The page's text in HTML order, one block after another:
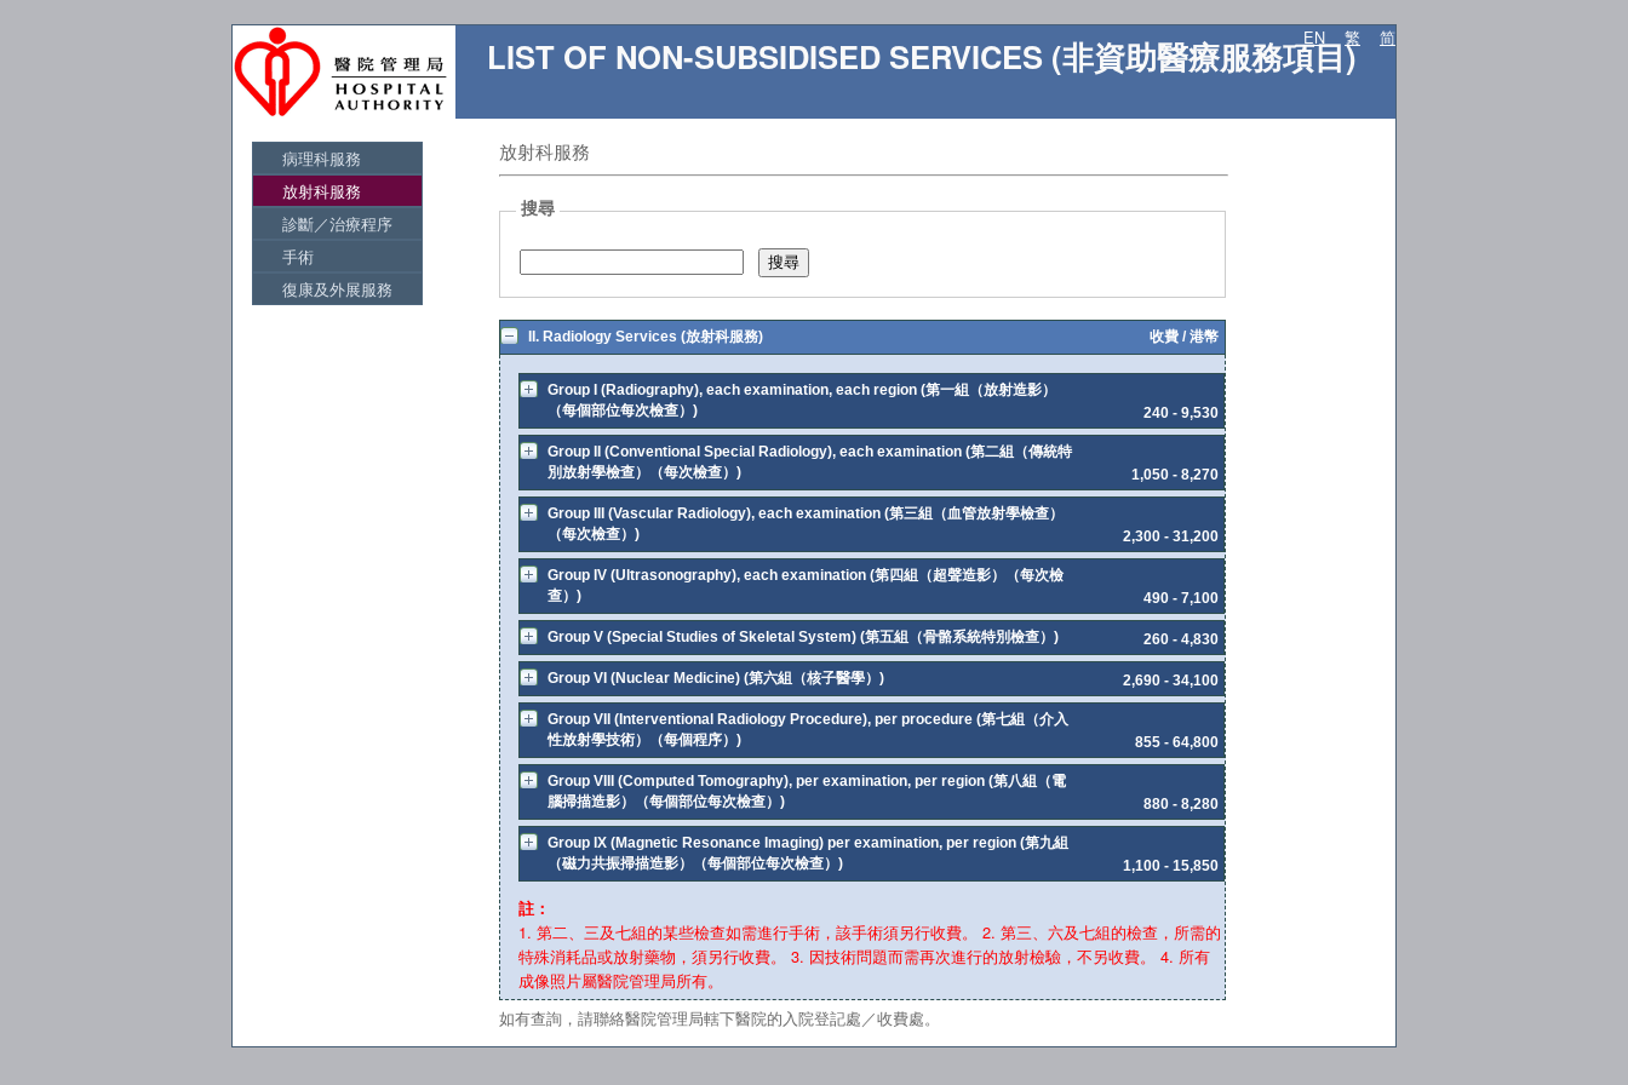
LIST OF NON-SUBSIDISED SERVICES (非資助醫療服務項目)
EN 繁 简
病理科服務
放射科服務
診斷／治療程序
手術
復康及外展服務
放射科服務
搜尋
II. Radiology Services (放射科服務) 收費 / 港幣
Group I (Radiography), each examination, each region (第一組（放射造影）
（每個部位每次檢查）)
240 - 9,530
Group II (Conventional Special Radiology), each examination (第二組（傳統特
別放射學檢查）（每次檢查）)
1,050 - 8,270
Group III (Vascular Radiology), each examination (第三組（血管放射學檢查）
（每次檢查）)
2,300 - 31,200
Group IV (Ultrasonography), each examination (第四組（超聲造影）（每次檢
查）)
490 - 7,100
Group V (Special Studies of Skeletal System) (第五組（骨骼系統特別檢查）) 260 - 4,830
Group VI (Nuclear Medicine) (第六組（核子醫學）) 2,690 - 34,100
Group VII (Interventional Radiology Procedure), per procedure (第七組（介入
性放射學技術）（每個程序）)
855 - 64,800
Group VIII (Computed Tomography), per examination, per region (第八組（電
腦掃描造影）（每個部位每次檢查）)
880 - 8,280
Group IX (Magnetic Resonance Imaging) per examination, per region (第九組
（磁力共振掃描造影）（每個部位每次檢查）)
1,100 - 15,850
註：
1. 第二、三及七組的某些檢查如需進行手術，該手術須另行收費。 2. 第三、六及七組的檢查，所需的
特殊消耗品或放射藥物，須另行收費。 3. 因技術問題而需再次進行的放射檢驗，不另收費。 4. 所有
成像照片屬醫院管理局所有。
如有查詢，請聯絡醫院管理局轄下醫院的入院登記處／收費處。